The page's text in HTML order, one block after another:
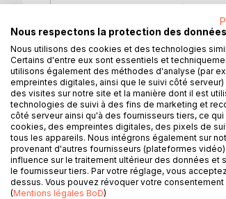
Cet ouvrage est dédié à toutes
dosage), et il offre aux
ouvrage complémentaire.
De nombreuses recettes
de féculent, ainsi que des
autres à élaborer, vous
Deux semaines de menus
au sein de l'ouvrage, vous sont
D’AUTRES
Nous respectons la protection des données
Nous utilisons des cookies et des technologies
Certains d'entre eux sont essentiels et
utilisons également des méthodes d'analyse (par
empreintes digitales, ainsi que le suivi côté
des visites sur notre site et la manière dont il est
technologies de suivi à des fins de marketing et
côté serveur ainsi qu'à des fournisseurs tiers, ce
cookies, des empreintes digitales, des pixels de
tous les appareils. Nous intégrons également sur
provenant d'autres fournisseurs (plateformes
influence sur le traitement ultérieur des données et
le fournisseur tiers. Par votre réglage, vous
dessus. Vous pouvez révoquer votre
(Mentions légales BoD)